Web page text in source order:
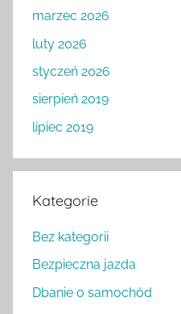
marzec 2026
luty 2026
styczeń 2026
sierpień 2019
lipiec 2019
Kategorie
Bez kategorii
Bezpieczna jazda
Dbanie o samochód